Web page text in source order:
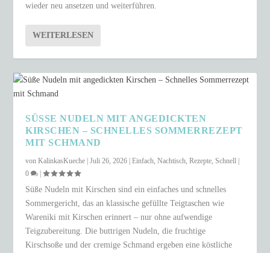
wieder neu ansetzen und weiterführen.
WEITERLESEN
SÜSSE NUDELN MIT ANGEDICKTEN K
IRSCHEN – SCHNELLES SOMMERREZEPT M
IT SCHMAND
vonKalinkasKueche |Juli 26, 2026 |Einfach ,Nachtisch ,Rezepte ,Schnell |
0
|
Süße Nudeln mit Kirschen sind ein einfaches und schnelles
Sommergericht, das an klassische gefüllte Teigtaschen wie
Wareniki mit Kirschen erinnert – nur ohne aufwendige
Teigzubereitung. Die buttrigen Nudeln, die fruchtige
Kirschsoße und der cremige Schmand ergeben eine köstliche